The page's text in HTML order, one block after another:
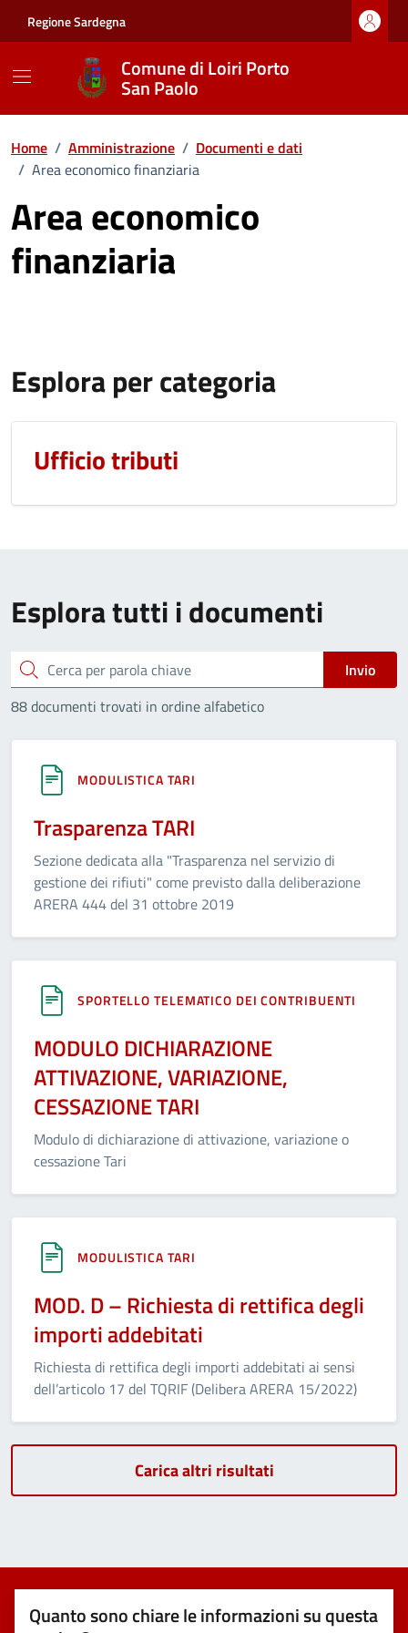
Regione Sardegna
Comune di Loiri Porto
San Paolo
Home / Amministrazione / Documenti e dati
/ Area economico finanziaria
Area economico
finanziaria
Esplora per categoria
Ufficio tributi
Esplora tutti i documenti
Cerca
Invio
88 documenti trovati in ordine alfabetico
MODULISTICA TARI
Trasparenza TARI
Sezione dedicata alla "Trasparenza nel servizio di
gestione dei rifiuti" come previsto dalla deliberazione
ARERA 444 del 31 ottobre 2019
SPORTELLO TELEMATICO DEI CONTRIBUENTI
MODULO DICHIARAZIONE
ATTIVAZIONE, VARIAZIONE,
CESSAZIONE TARI
Modulo di dichiarazione di attivazione, variazione o
cessazione Tari
MODULISTICA TARI
MOD. D – Richiesta di rettifica degli
importi addebitati
Richiesta di rettifica degli importi addebitati ai sensi
dell’articolo 17 del TQRIF (Delibera ARERA 15/2022)
Carica altri risultati
Quanto sono chiare le informazioni su questa